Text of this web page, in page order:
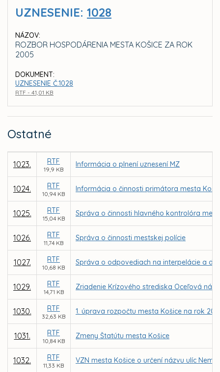
UZNESENIE: 1028
NÁZOV:
ROZBOR HOSPODÁRENIA MESTA KOŠICE ZA ROK
2005
DOKUMENT:
UZNESENIE Č.1028
RTF - 41,01 KB
Ostatné
1023. RTF
19,9 KB
Informácia o plnení uznesení MZ
1024. RTF
10,94 KB
Informácia o činnosti primátora mesta
1025. RTF
15,04 KB
Správa o činnosti hlavného kontrolóra
1026. RTF
11,74 KB
Správa o činnosti mestskej polície
1027. RTF
10,68 KB
Správa o odpovediach na interpelácie a
1029. RTF
14,71 KB
Zriadenie Krízového strediska Oceľová
1030. RTF
32,63 KB
1. úprava rozpočtu mesta Košice na rok
1031. RTF
10,84 KB
Zmeny Štatútu mesta Košice
1032. RTF
11,33 KB
VZN mesta Košice o určení názvu ulíc